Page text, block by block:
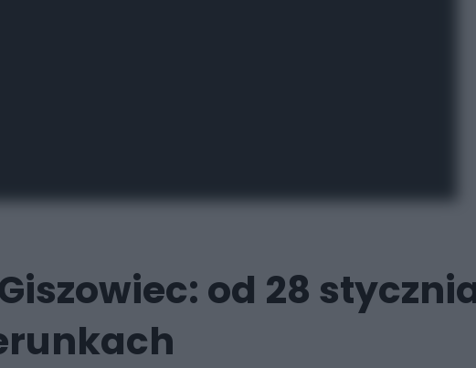
od 28